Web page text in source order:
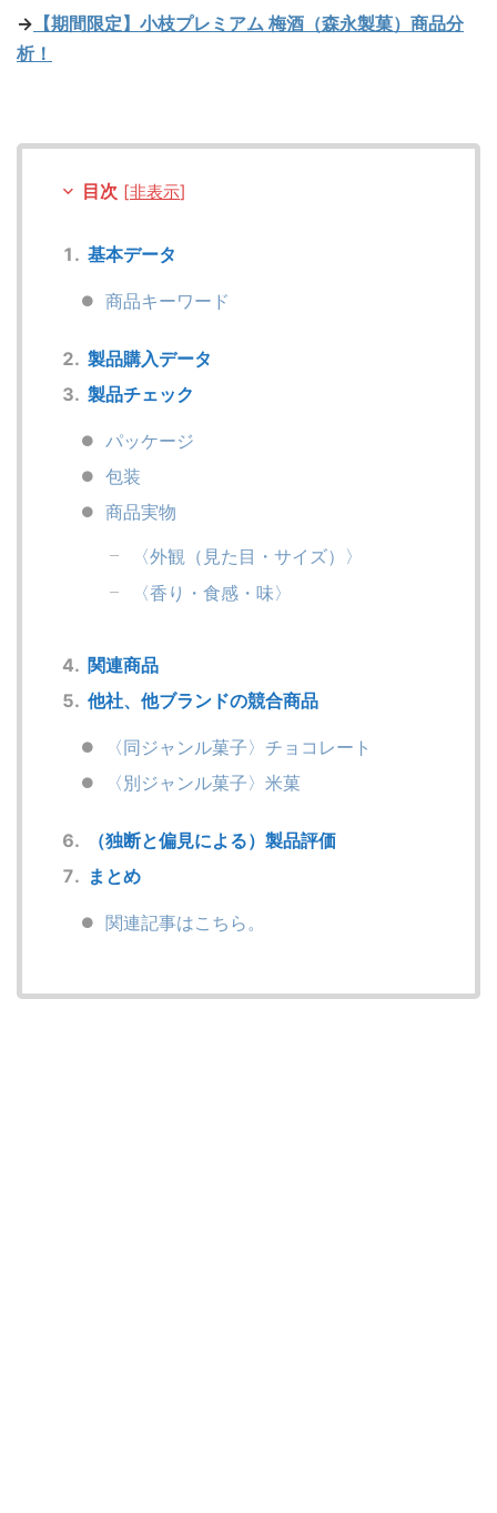
→ 【期間限定】小枝プレミアム 梅酒（森永製菓）商品分
析！
目次 [非表示]
基本データ
商品キーワード
製品購入データ
製品チェック
パッケージ
包装
商品実物
〈外観（見た目・サイズ）〉
〈香り・食感・味〉
関連商品
他社、他ブランドの競合商品
〈同ジャンル菓子〉チョコレート
〈別ジャンル菓子〉米菓
（独断と偏見による）製品評価
まとめ
関連記事はこちら。